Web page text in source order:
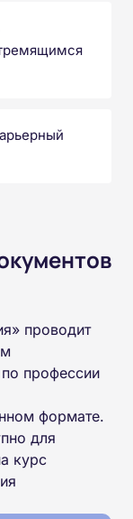
проводит
профессии
формате.
для
курс